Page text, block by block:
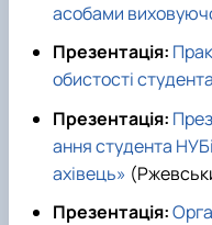
асобами
Презентація:
обистості студента
Презентація:
ання студента
ахівець»
Презентація: